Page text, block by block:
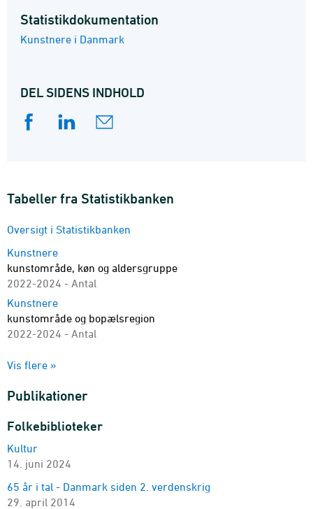
Statistik­dokumentation
Kunstnere i Danmark
DEL SIDENS INDHOLD
Tabeller fra Statistikbanken
Oversigt i Statistikbanken
Kunstnere
kunstområde, køn og aldersgruppe
2022-2024 - Antal
Kunstnere
kunstområde og bopælsregion
2022-2024 - Antal
kunstområde, indkomstgrundlag og aldersgruppe
Kunstnere
kunstområde, familietype, køn og aldersgruppe
2022-2024 - Antal
Kunstnere
kunstområde, uddannelsesniveau, køn og aldersgruppe
2022-2024 - Antal
Kunstneres indkomst
Vis flere »
Publikationer
Folkebiblioteker
Kultur
14. juni 2024
65 år i tal - Danmark siden 2. verdenskrig
29. april 2014